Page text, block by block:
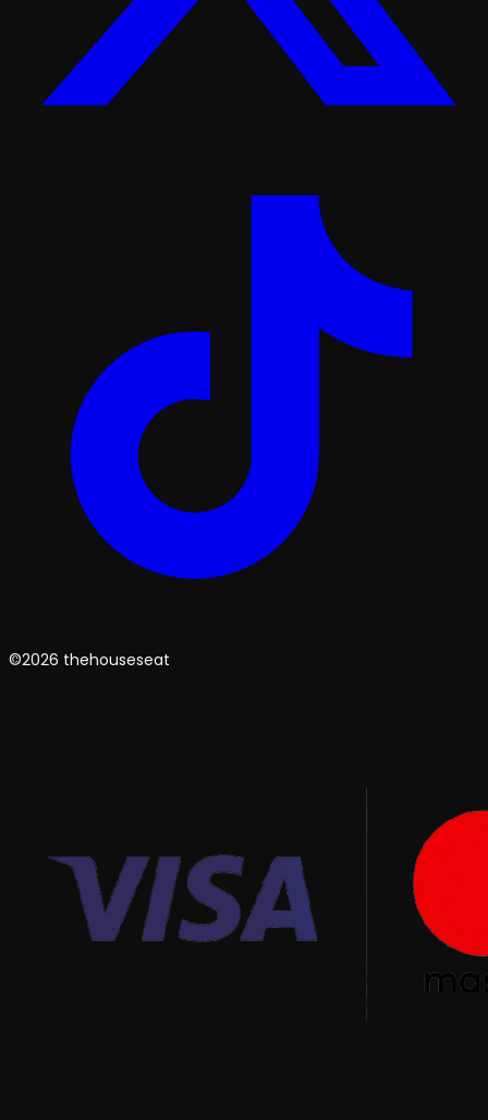
©2026 thehouseseat